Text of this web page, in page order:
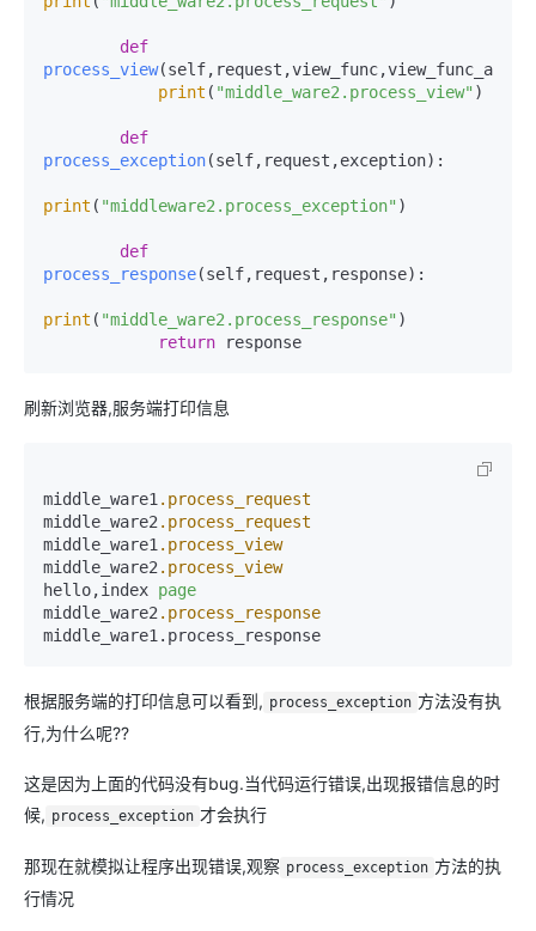
def
process_view(
print ( "middle_ware2.process_view" )
def
process_exception(self,request,exception):
print ( "middleware2.process_exception" )
def
process_response(self,request,response):
print ( "middle_ware2.process_response" )
return response
刷新浏览器,服务端打印信息
middle_ware1 .process_request
middle_ware2 .process_request
middle_ware1 .process_view
middle_ware2 .process_view
hello,index page
middle_ware2 .process_response
middle_ware1.process_response
根据服务端的打印信息可以看到, process_exception 方法没有执
行,为什么呢??
这是因为上面的代码没有bug.当代码运行错误,出现报错信息的时
候, process_exception 才会执行
那现在就模拟让程序出现错误,观察 process_exception 方法的执
行情况